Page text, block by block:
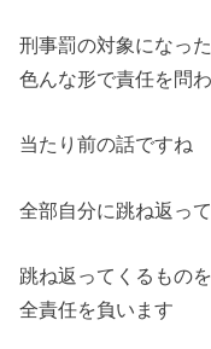
刑事罰の対象になっ
色んな形で責任を問
当たり前の話ですね
全部自分に跳ね返っ
跳ね返ってくるもの
全責任を負います